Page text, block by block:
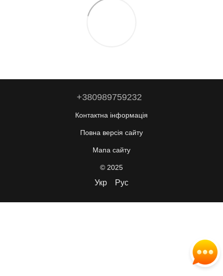
+380989759232
Контактна інформація
Повна версія сайту
Мапа сайту
© 2025
Укр Рус